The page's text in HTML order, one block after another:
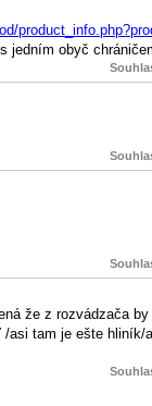
jedním obyč
že z rozvádzača
asi tam je ešte